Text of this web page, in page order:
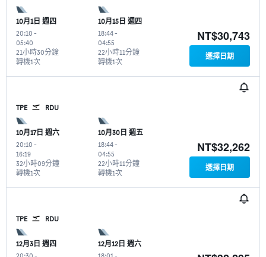
10月1日 週四
20:10 -
05:40
轉機1次
21小時30分鐘
10月15日 週四
18:44-
04:55
轉機1次
22小時11分鐘
NT$30,743
選擇日期
TPE RDU
10月17日 週六
20:10 -
16:19
轉機1次
32小時09分鐘
10月30日 週五
18:44-
04:55
轉機1次
22小時11分鐘
NT$32,262
選擇日期
TPE RDU
12月3日 週四
12月12日 週六